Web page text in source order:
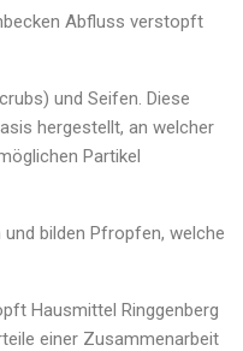
Abfluss verstopft
und Seifen. Diese
hergestellt, an welcher
Partikel
bilden Pfropfen, welche
Hausmittel Ringgenberg
einer Zusammenarbeit